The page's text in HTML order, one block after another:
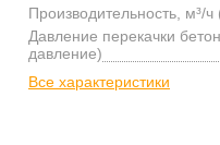
Производительность, м³/
Давление перекачки
давление)
Все характеристики